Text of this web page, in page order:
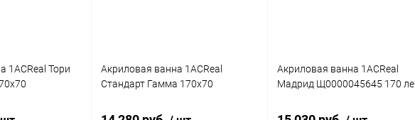
1ACReal Тори
Акриловая ванна 1ACReal
Стандарт Гамма 170x70
Акриловая ванна 1ACReal
Мадрид Щ0000045645 170